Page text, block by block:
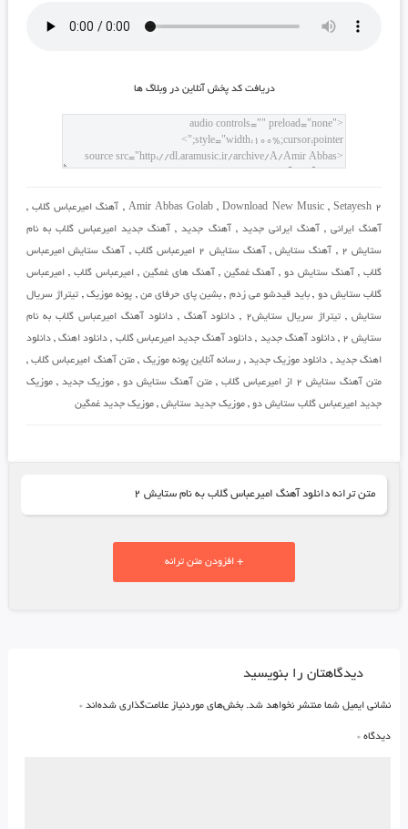
دريافت کد پخش آنلاين در وبلاگ ها
Amir Abbas Golab ,Download New Music,Setayesh 2
, آهنگ امیرعباس گلاب,
آهنگ ایرانی, آهنگ ایرانی جدید , آهنگ جدید, آهنگ جدید امیرعباس گلاب به نام
ستایش 2
, آهنگ ستایش, آهنگ ستایش 2 امیرعباس گلاب , آهنگ ستایش امیرعباس
گلاب, آهنگ ستایش دو , آهنگ غمگین , آهنگ های غمگین ,امیرعباس گلاب ,امیرعباس
گلاب ستایش دو ,باید قیدشو می زدم , بشین پای حرفای من , پونه موزیک , تیتراژ سریال
ستایش, تیتراژ سریال ستایش2 , دانلود آهنگ ,دانلود آهنگ امیرعباس گلاب به نام
ستایش 2
,دانلود آهنگ جدید , دانلود آهنگ جدید امیرعباس گلاب , دانلود اهنگ,دانلود
اهنگ جدید , دانلود موزیک جدید , رسانه آنلاین پونه موزیک ,متن آهنگ امیرعباس گلاب,
متن آهنگ ستایش 2 از امیرعباس گلاب
, متن آهنگ ستایش دو ,موزیک جدید ,موزیک
جدید امیرعباس گلاب ستایش دو , موزیک جدید ستایش, موزیک جدید غمگین
متن ترانه دانلود آهنگ امیرعباس گلاب به نام ستایش ۲
+ افزودن متن ترانه
دیدگاهتان را بنویسید
نشانی ایمیل شما منتشر نخواهد شد. بخش‌های موردنیاز علامت‌گذاری شده‌اند *
دیدگاه *